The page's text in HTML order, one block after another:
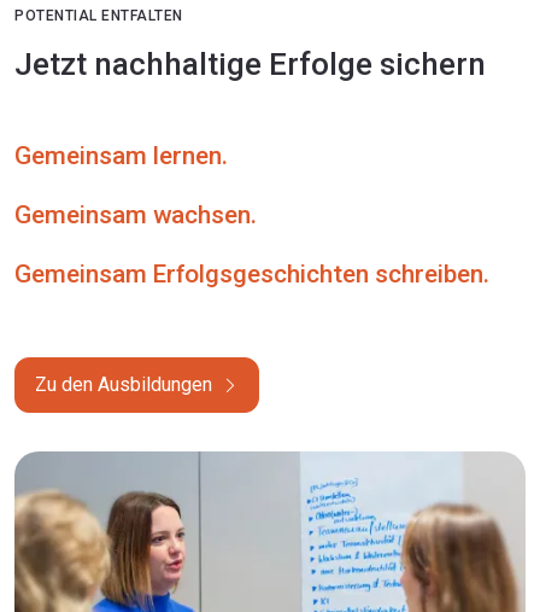
POTENTIAL ENTFALTEN
Jetzt nachhaltige Erfolge sichern
Gemeinsam lernen.
Gemeinsam wachsen.
Gemeinsam Erfolgsgeschichten schreiben.
Zu den Ausbildungen